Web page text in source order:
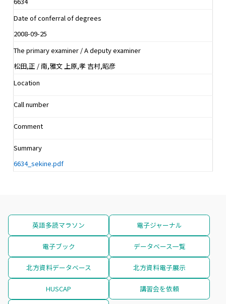
Date of conferral of degrees
2008-09-25
The primary examiner / A deputy examiner
松田,正 / 南,雅文 上原,孝 吉村,昭彦
Location
Call number
Comment
Summary
6634_sekine.pdf
英語多読マラソン 電子ジャーナル
電子ブック データベース一覧
北方資料データベース 北方資料電子展示
HUSCAP 講習会を依頼